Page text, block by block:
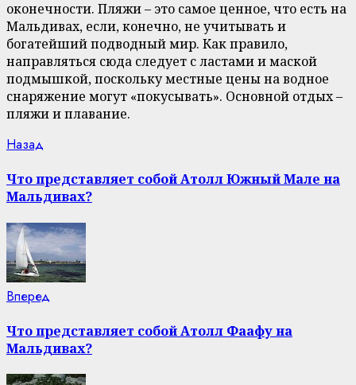
оконечности. Пляжи – это самое ценное, что есть на
Мальдивах, если, конечно, не учитывать и
богатейший подводный мир. Как правило,
направляться сюда следует с ластами и маской
подмышкой, поскольку местные цены на водное
снаряжение могут «покусывать». Основной отдых –
пляжи и плавание.
Continue
Reading
Назад
Что представляет собой Атолл Южный Мале на
Мальдивах?
Вперед
Что представляет собой Атолл Фаафу на
Мальдивах?